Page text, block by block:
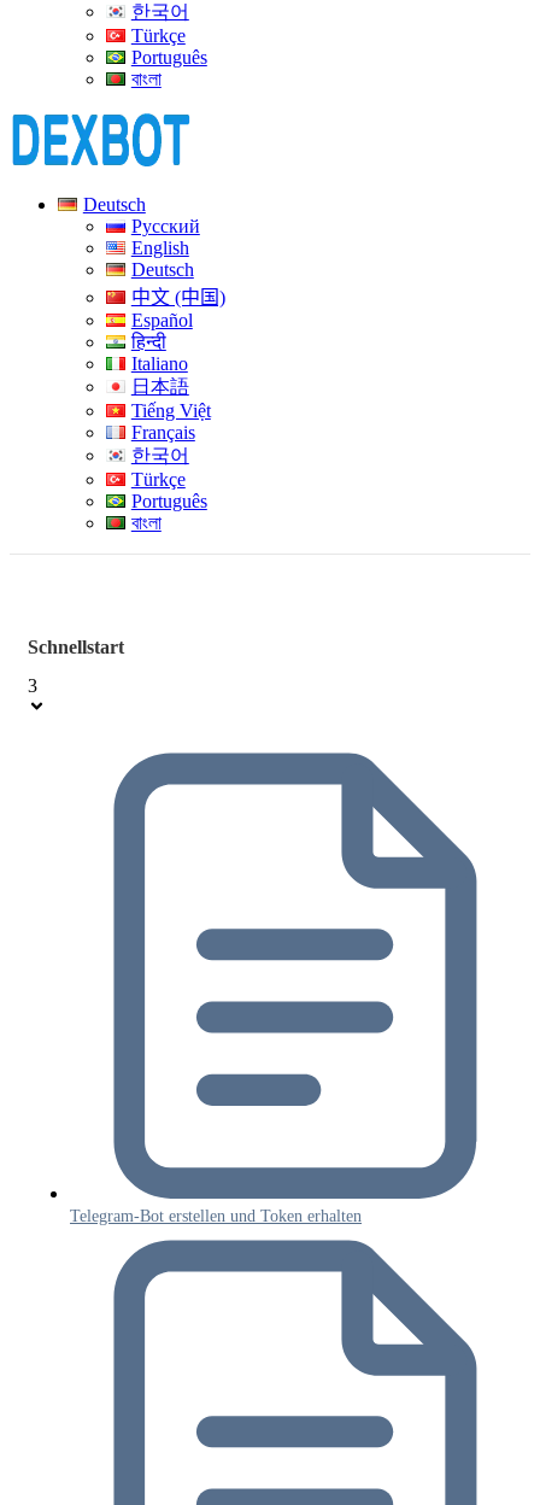
한국어
Türkçe
Português
বাংলা
Deutsch
Русский
English
Deutsch
中文 (中国)
Español
हिन्दी
Italiano
日本語
Tiếng Việt
Français
한국어
Türkçe
Português
বাংলা
Schnellstart
3
Telegram-Bot erstellen und Token erhalten